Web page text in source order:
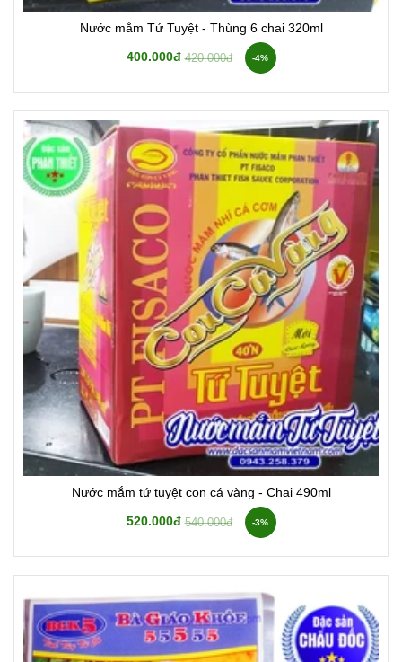
Nước mắm Tứ Tuyệt - Thùng 6 chai 320ml
400.000đ 420.000đ -4%
Nước mắm tứ tuyệt con cá vàng - Chai 490ml
520.000đ 540.000đ -3%